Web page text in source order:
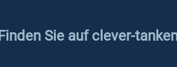
Finden Sie auf clever-